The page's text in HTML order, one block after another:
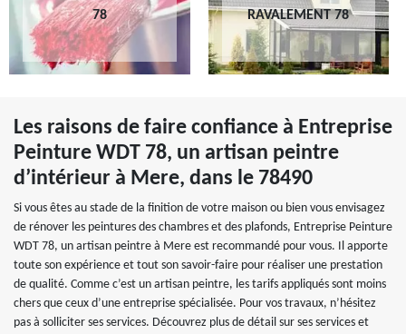
78
RAVALEMENT 78
Les raisons de faire confiance à Entreprise
Peinture WDT 78, un artisan peintre
d’intérieur à Mere, dans le 78490
Si vous êtes au stade de la finition de votre maison ou bien vous envisagez
de rénover les peintures des chambres et des plafonds, Entreprise Peinture
WDT 78, un artisan peintre à Mere est recommandé pour vous. Il apporte
toute son expérience et tout son savoir-faire pour réaliser une prestation
de qualité. Comme c’est un artisan peintre, les tarifs appliqués sont moins
chers que ceux d’une entreprise spécialisée. Pour vos travaux, n’hésitez
pas à solliciter ses services. Découvrez plus de détail sur ses services et